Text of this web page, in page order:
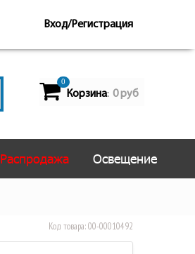
Вход/Регистрация
0
Корзина: 0 руб
Распродажа Освещение
Код товара:00-00010492